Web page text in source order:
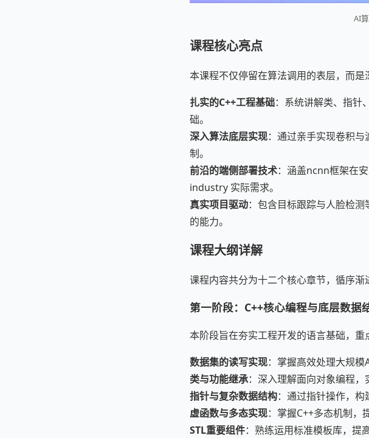
AI
课程核心亮点
本课程不仅停留在算法调用的表层，而是
扎实的C++工程基础：系统讲解类、指针
础。
深入算法底层实现：通过亲手实现卷积
制。
前沿的端侧部署技术：涵盖ncnn框架在
industry 实际需求。
真实项目驱动：包含目标跟踪与人脸检
的能力。
课程大纲详解
课程内容共分为十二个核心章节，循序渐
第一阶段：C++核心编程与底层数据
本阶段旨在夯实工程开发的语言基础，重
数据集的读写实现：掌握高效处理大规模
类与功能继承：深入理解面向对象编程，
指针与复杂数据结构：通过指针操作，构
虚函数与多态实现：掌握C++多态机制，
STL重要组件：熟练运用标准模板库，提